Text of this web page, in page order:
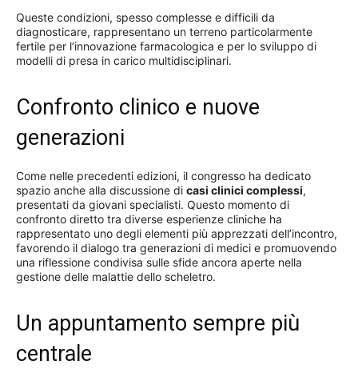
Queste condizioni, spesso complesse e difficili da
diagnosticare, rappresentano un terreno particolarmente
fertile per l’innovazione farmacologica e per lo sviluppo di
modelli di presa in carico multidisciplinari.
Confronto clinico e nuove
generazioni
Come nelle precedenti edizioni, il congresso ha dedicato
spazio anche alla discussione di casi clinici complessi,
presentati da giovani specialisti. Questo momento di
confronto diretto tra diverse esperienze cliniche ha
rappresentato uno degli elementi più apprezzati dell’incontro,
favorendo il dialogo tra generazioni di medici e promuovendo
una riflessione condivisa sulle sfide ancora aperte nella
gestione delle malattie dello scheletro.
Un appuntamento sempre più
centrale